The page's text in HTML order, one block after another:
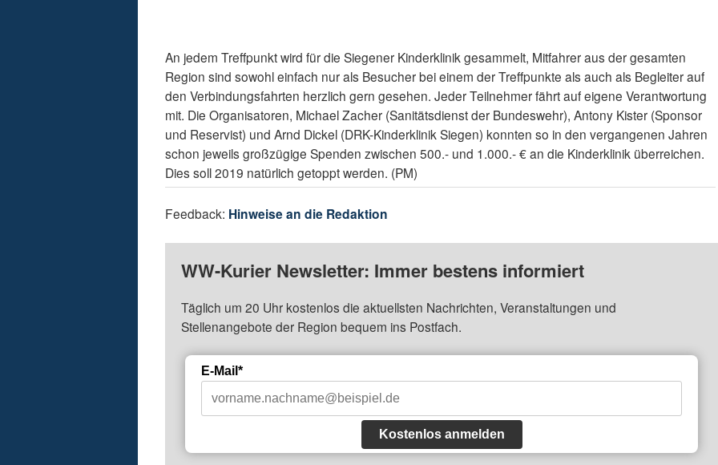
An jedem Treffpunkt wird für die Siegener Kinderklinik gesammelt, Mitfahrer aus der gesamten
Region sind sowohl einfach nur als Besucher bei einem der Treffpunkte als auch als Begleiter auf
den Verbindungsfahrten herzlich gern gesehen. Jeder Teilnehmer fährt auf eigene Verantwortung
mit. Die Organisatoren, Michael Zacher (Sanitätsdienst der Bundeswehr), Antony Kister (Sponsor
und Reservist) und Arnd Dickel (DRK-Kinderklinik Siegen) konnten so in den vergangenen Jahren
schon jeweils großzügige Spenden zwischen 500.- und 1.000.- € an die Kinderklinik überreichen.
Dies soll 2019 natürlich getoppt werden. (PM)
Feedback: Hinweise an die Redaktion
WW-Kurier Newsletter: Immer bestens informiert
Täglich um 20 Uhr kostenlos die aktuellsten Nachrichten, Veranstaltungen und
Stellenangebote der Region bequem ins Postfach.
E-Mail*
Kostenlos anmelden